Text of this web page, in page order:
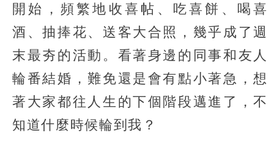
開始，頻繁地收喜帖、吃喜餅、喝喜
酒、抽捧花、送客大合照，幾乎成了週
末最夯的活動。看著身邊的同事和友人
輪番結婚，難免還是會有點小著急，想
著大家都往人生的下個階段邁進了，不
知道什麼時候輪到我？